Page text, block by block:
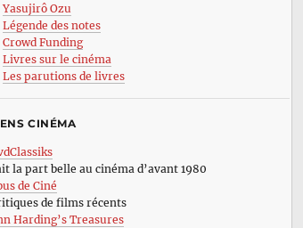
Yasujirô Ozu
Légende des notes
Crowd Funding
Livres sur le cinéma
Les parutions de livres
CINÉMA
la part belle au cinéma d’avant 1980
de Ciné
de films récents
Harding’s Treasures